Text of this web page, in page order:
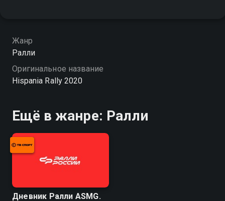
Жанр
Ралли
Оригинальное название
Hispania Rally 2020
Ещё в жанре: Ралли
Дневник Ралли ASMG.